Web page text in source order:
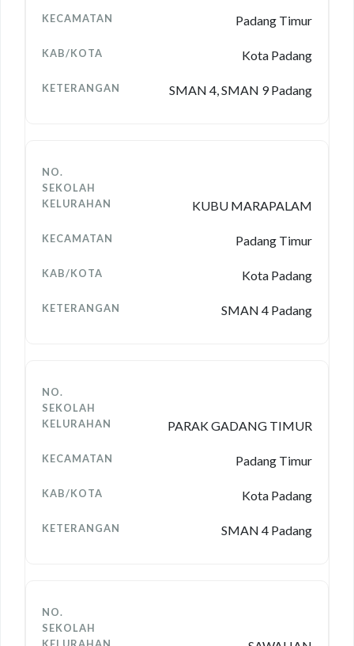
Padang Timur
Kota Padang
SMAN 4, SMAN 9 Padang
KUBU MARAPALAM
Padang Timur
Kota Padang
SMAN 4 Padang
PARAK GADANG TIMUR
Padang Timur
Kota Padang
SMAN 4 Padang